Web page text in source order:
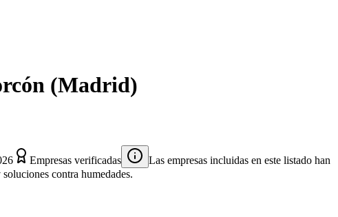
(Madrid)
Empresas verificadas
Las empresas incluidas en este listado han
contra humedades.